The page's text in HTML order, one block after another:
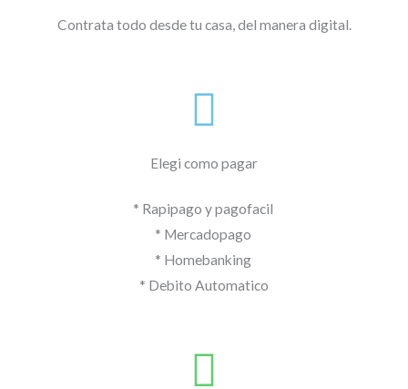
Contrata todo desde tu casa, del manera digital.
Elegi como pagar
* Rapipago y pagofacil
* Mercadopago
* Homebanking
* Debito Automatico